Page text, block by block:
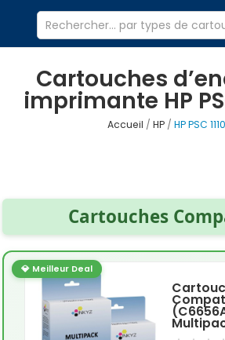
Cartouches
imprimante HP
Accueil HP HP PSC
Cartouches
💎 Meilleur Deal